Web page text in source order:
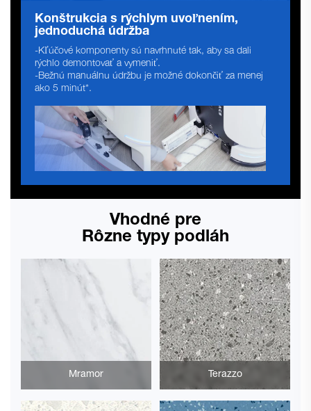
Konštrukcia s rýchlym uvoľnením,
jednoduchá údržba
-Kľúčové komponenty sú navrhnuté tak, aby sa dali
rýchlo demontovať a vymeniť.
-Bežnú manuálnu údržbu je možné dokončiť za menej
ako 5 minút*.
Vhodné pre
Rôzne typy podláh
Mramor Terazzo